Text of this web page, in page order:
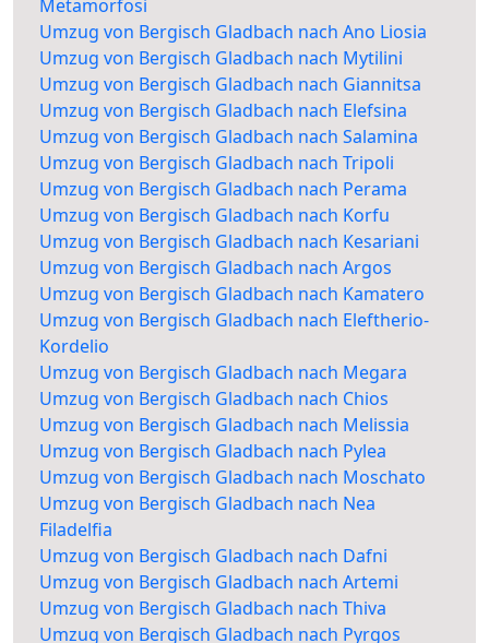
Metamorfosi
Umzug von Bergisch Gladbach nach Ano Liosia
Umzug von Bergisch Gladbach nach Mytilini
Umzug von Bergisch Gladbach nach Giannitsa
Umzug von Bergisch Gladbach nach Elefsina
Umzug von Bergisch Gladbach nach Salamina
Umzug von Bergisch Gladbach nach Tripoli
Umzug von Bergisch Gladbach nach Perama
Umzug von Bergisch Gladbach nach Korfu
Umzug von Bergisch Gladbach nach Kesariani
Umzug von Bergisch Gladbach nach Argos
Umzug von Bergisch Gladbach nach Kamatero
Umzug von Bergisch Gladbach nach Eleftherio-
Kordelio
Umzug von Bergisch Gladbach nach Megara
Umzug von Bergisch Gladbach nach Chios
Umzug von Bergisch Gladbach nach Melissia
Umzug von Bergisch Gladbach nach Pylea
Umzug von Bergisch Gladbach nach Moschato
Umzug von Bergisch Gladbach nach Nea
Filadelfia
Umzug von Bergisch Gladbach nach Dafni
Umzug von Bergisch Gladbach nach Artemi
Umzug von Bergisch Gladbach nach Thiva
Umzug von Bergisch Gladbach nach Pyrgos